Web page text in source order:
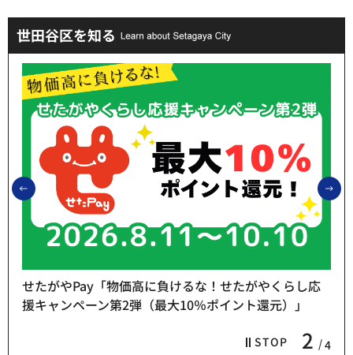
世田谷区を知る
前のスライドを表示
STOP 2 4
せたがやPay「物価高に負けるな！せたがやくらし応
援キャンペーン第2弾（最大10％ポイント還元）」